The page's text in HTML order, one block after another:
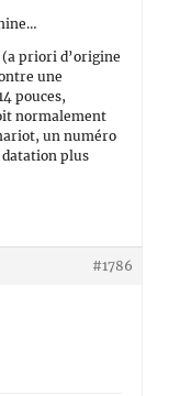
priori d’origine
une
pouces,
normalement
un numéro
plus
#1786